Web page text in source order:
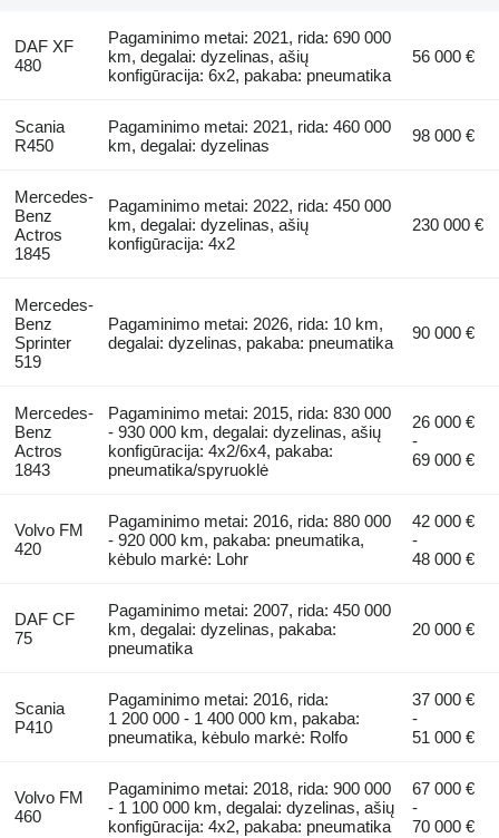
DAF XF
480
Pagaminimo metai: 2021, rida: 690 000
km, degalai: dyzelinas, ašių
konfigūracija: 6x2, pakaba: pneumatika
56 000 €
Scania
R450
Pagaminimo metai: 2021, rida: 460 000
km, degalai: dyzelinas
98 000 €
Mercedes-
Benz
Actros
1845
Pagaminimo metai: 2022, rida: 450 000
km, degalai: dyzelinas, ašių
konfigūracija: 4x2
230 000 €
Mercedes-
Benz
Sprinter
519
Pagaminimo metai: 2026, rida: 10 km,
degalai: dyzelinas, pakaba: pneumatika
90 000 €
Mercedes-
Benz
Actros
1843
Pagaminimo metai: 2015, rida: 830 000
- 930 000 km, degalai: dyzelinas, ašių
konfigūracija: 4x2/6x4, pakaba:
pneumatika/spyruoklė
26 000 €
-
69 000 €
Volvo FM
420
Pagaminimo metai: 2016, rida: 880 000
- 920 000 km, pakaba: pneumatika,
kėbulo markė: Lohr
42 000 €
-
48 000 €
DAF CF
75
Pagaminimo metai: 2007, rida: 450 000
km, degalai: dyzelinas, pakaba:
pneumatika
20 000 €
Scania
P410
Pagaminimo metai: 2016, rida:
1 200 000 - 1 400 000 km, pakaba:
pneumatika, kėbulo markė: Rolfo
37 000 €
-
51 000 €
Volvo FM
460
Pagaminimo metai: 2018, rida: 900 000
- 1 100 000 km, degalai: dyzelinas, ašių
konfigūracija: 4x2, pakaba: pneumatika
67 000 €
-
70 000 €